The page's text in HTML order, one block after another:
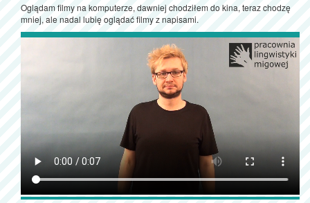
Oglądam filmy na komputerze, dawniej chodziłem do kina, teraz chodzę
mniej, ale nadal lubię oglądać filmy z napisami.